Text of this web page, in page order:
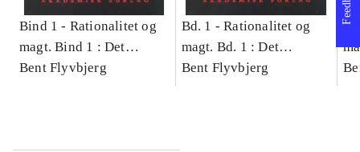
Bind 1 - Rationalitet og
magt. Bind 1 : Det
konkretes videnskab
Bent Flyvbjerg
Bd. 1 -Rationalitet og
magt. Bd. 1 : Det
konkretes videnskab
Bent Flyvbjerg